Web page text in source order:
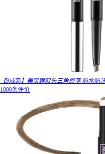
【9成新】美宝莲双头三角眉笔 防水
1000条评价